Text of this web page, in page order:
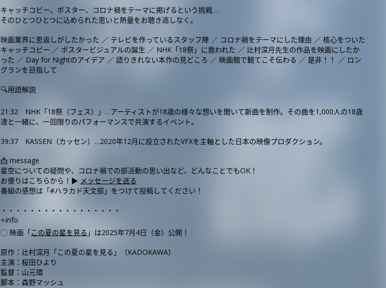
キャッチコピー、ポスター、コロナ禍をテーマに掲げるという挑戦…
そのひとつひとつに込められた思いと熱量をお聴き逃しなく。
映画業界に恩返しがしたかった ／ テレビを作っているスタッフ陣 ／ コロナ禍をテーマにした理由 ／ 核心をついた
キャッチコピー ／ ポスタービジュアルの誕生 ／ NHK「18祭」に救われた ／ 辻村深月先生の作品を映画にしたか
った ／ Day for Nightのアイデア ／ 語りきれない本作の見どころ ／ 映画館で観てこそ伝わる ／ 是非！！ ／ ロン
グランを目指して
🔍用語解説
21:32 NHK「18祭（フェス）」…アーティストが18歳の様々な想いを聞いて新曲を制作。その曲を1,000人の18歳
達と一緒に、一回限りのパフォーマンスで共演するイベント。
39:37 KASSEN（カッセン）…2020年12月に設立されたVFXを主軸とした日本の映像プロダクション。
📩 message
星空についての疑問や、コロナ禍での部活動の思い出など、どんなことでもOK！
お便りはこちらから！▶︎ メッセージを送る
番組の感想は「#ハラカド天文部」をつけて投稿してください！
・・・・・・・・・・・・・・・・・
⭐️info
◯ 映画「この夏の星を見る 」は2025年7月4日（金）公開！
原作：辻村深月「この夏の星を見る」（KADOKAWA）
主演：桜田ひより
監督：山元環
脚本：森野マッシュ